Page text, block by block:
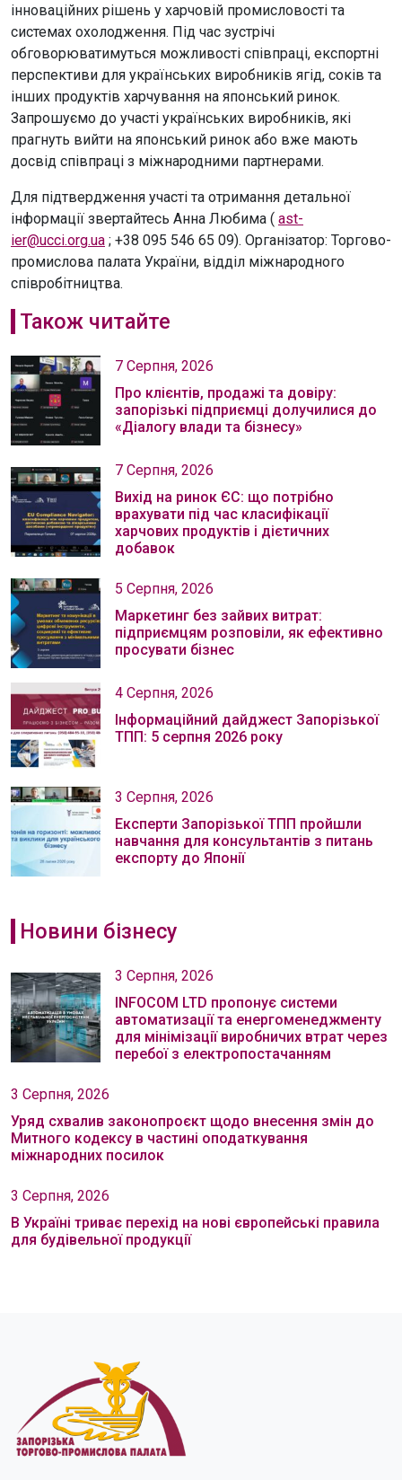
інноваційних рішень у харчовій промисловості та
системах охолодження. Під час зустрічі
обговорюватимуться можливості співпраці, експортні
перспективи для українських виробників ягід, соків та
інших продуктів харчування на японський ринок.
Запрошуємо до участі українських виробників, які
прагнуть вийти на японський ринок або вже мають
досвід співпраці з міжнародними партнерами.
Для підтвердження участі та отримання детальної
інформації звертайтесь Анна Любима ( ast-
ier@ucci.org.ua ; +38 095 546 65 09). Організатор: Торгово-
промислова палата України, відділ міжнародного
співробітництва.
Також читайте
7 Серпня, 2026
Про клієнтів, продажі та довіру:
запорізькі підприємці долучилися до
«Діалогу влади та бізнесу»
7 Серпня, 2026
Вихід на ринок ЄС: що потрібно
врахувати під час класифікації
харчових продуктів і дієтичних
добавок
5 Серпня, 2026
Маркетинг без зайвих витрат:
підприємцям розповіли, як ефективно
просувати бізнес
4 Серпня, 2026
Інформаційний дайджест Запорізької
ТПП: 5 серпня 2026 року
3 Серпня, 2026
Експерти Запорізької ТПП пройшли
навчання для консультантів з питань
експорту до Японії
Новини бізнесу
3 Серпня, 2026
INFOCOM LTD пропонує системи
автоматизації та енергоменеджменту
для мінімізації виробничих втрат через
перебої з електропостачанням
3 Серпня, 2026
Уряд схвалив законопроєкт щодо внесення змін до
Митного кодексу в частині оподаткування
міжнародних посилок
3 Серпня, 2026
В Україні триває перехід на нові європейські правила
для будівельної продукції